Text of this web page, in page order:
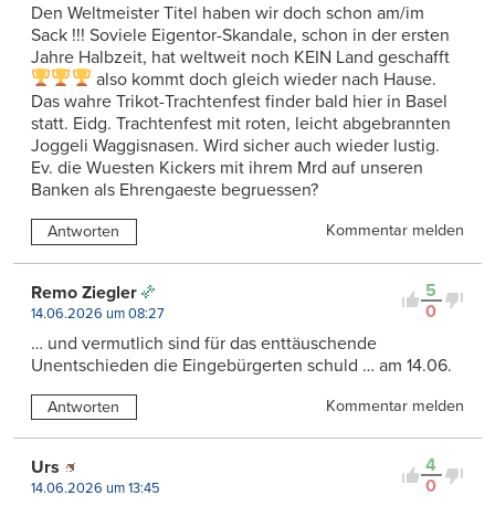
Den Weltmeister Titel haben wir doch schon am/im
Sack !!! Soviele Eigentor-Skandale, schon in der ersten
Jahre Halbzeit, hat weltweit noch KEIN Land geschafft
also kommt doch gleich wieder nach Hause.
Das wahre Trikot-Trachtenfest finder bald hier in Basel
statt. Eidg. Trachtenfest mit roten, leicht abgebrannten
Joggeli Waggisnasen. Wird sicher auch wieder lustig.
Ev. die Wuesten Kickers mit ihrem Mrd auf unseren
Banken als Ehrengaeste begruessen?
Antworten Kommentar melden
5
0
Remo Ziegler
14.06.2026 um 08:27
… und vermutlich sind für das enttäuschende
Unentschieden die Eingebürgerten schuld … am 14.06.
Antworten Kommentar melden
4
0
Urs
14.06.2026 um 13:45